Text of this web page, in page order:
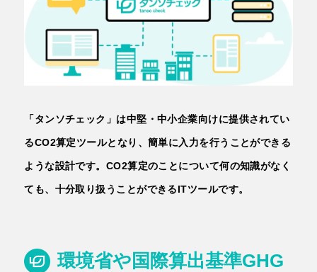
「タンソチェック」は中堅・中小企業向けに提供されてい
るCO2算定ツールとなり、簡単に入力を行うことができる
ような設計です。CO2算定のことについて何の知識がなく
ても、十分取り扱うことができるITツールです。
環境省や国際算出基準GHG